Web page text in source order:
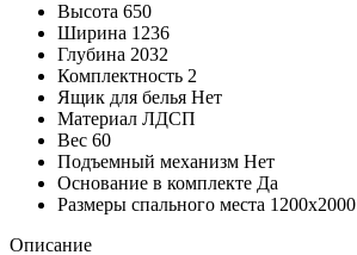
Высота 650
Ширина 1236
Глубина 2032
Комплектность 2
Ящик для белья Нет
Материал ЛДСП
Вес 60
Подъемный механизм Нет
Основание в комплекте Да
Размеры спального места 1200х2000
Описание